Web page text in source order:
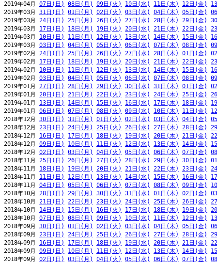
2019年04月 07日(日) 08日(月) 09日(火) 10日(水) 11日(木) 12日(金)
2019年03月 31日(日) 01日(月) 02日(火) 03日(水) 04日(木) 05日(金)
2019年03月 24日(日) 25日(月) 26日(火) 27日(水) 28日(木) 29日(金)
2019年03月 17日(日) 18日(月) 19日(火) 20日(水) 21日(木) 22日(金)
2019年03月 10日(日) 11日(月) 12日(火) 13日(水) 14日(木) 15日(金)
2019年03月 03日(日) 04日(月) 05日(火) 06日(水) 07日(木) 08日(金)
2019年02月 24日(日) 25日(月) 26日(火) 27日(水) 28日(木) 01日(金)
2019年02月 17日(日) 18日(月) 19日(火) 20日(水) 21日(木) 22日(金)
2019年02月 10日(日) 11日(月) 12日(火) 13日(水) 14日(木) 15日(金)
2019年02月 03日(日) 04日(月) 05日(火) 06日(水) 07日(木) 08日(金)
2019年01月 27日(日) 28日(月) 29日(火) 30日(水) 31日(木) 01日(金)
2019年01月 20日(日) 21日(月) 22日(火) 23日(水) 24日(木) 25日(金)
2019年01月 13日(日) 14日(月) 15日(火) 16日(水) 17日(木) 18日(金)
2019年01月 06日(日) 07日(月) 08日(火) 09日(水) 10日(木) 11日(金)
2018年12月 30日(日) 31日(月) 01日(火) 02日(水) 03日(木) 04日(金)
2018年12月 23日(日) 24日(月) 25日(火) 26日(水) 27日(木) 28日(金)
2018年12月 16日(日) 17日(月) 18日(火) 19日(水) 20日(木) 21日(金)
2018年12月 09日(日) 10日(月) 11日(火) 12日(水) 13日(木) 14日(金)
2018年12月 02日(日) 03日(月) 04日(火) 05日(水) 06日(木) 07日(金)
2018年11月 25日(日) 26日(月) 27日(火) 28日(水) 29日(木) 30日(金)
2018年11月 18日(日) 19日(月) 20日(火) 21日(水) 22日(木) 23日(金)
2018年11月 11日(日) 12日(月) 13日(火) 14日(水) 15日(木) 16日(金)
2018年11月 04日(日) 05日(月) 06日(火) 07日(水) 08日(木) 09日(金)
2018年10月 28日(日) 29日(月) 30日(火) 31日(水) 01日(木) 02日(金)
2018年10月 21日(日) 22日(月) 23日(火) 24日(水) 25日(木) 26日(金)
2018年10月 14日(日) 15日(月) 16日(火) 17日(水) 18日(木) 19日(金)
2018年10月 07日(日) 08日(月) 09日(火) 10日(水) 11日(木) 12日(金)
2018年09月 30日(日) 01日(月) 02日(火) 03日(水) 04日(木) 05日(金)
2018年09月 23日(日) 24日(月) 25日(火) 26日(水) 27日(木) 28日(金)
2018年09月 16日(日) 17日(月) 18日(火) 19日(水) 20日(木) 21日(金)
2018年09月 09日(日) 10日(月) 11日(火) 12日(水) 13日(木) 14日(金)
2018年09月 02日(日) 03日(月) 04日(火) 05日(水) 06日(木) 07日(金)